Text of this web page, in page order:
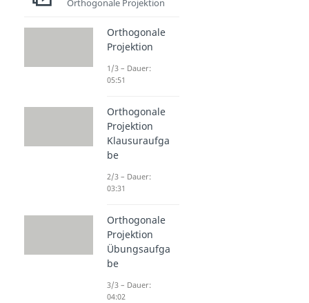
Orthogonale Projektion
Orthogonale
Projektion
1/3 – Dauer:
05:51
Orthogonale
Projektion
Klausuraufga
be
2/3 – Dauer:
03:31
Orthogonale
Projektion
Übungsaufga
be
3/3 – Dauer:
04:02